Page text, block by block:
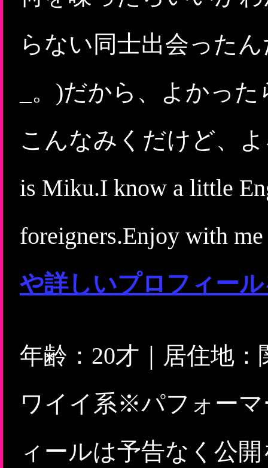
らない同士出会った
_。)だから、よかっ
こんなみくだけど、
is Miku.I know a little
foreigners.Enjoy with
や詳しいプロフィー
年齢：20才｜居住地
ワイイ系※パフォー
ィールは予告なく公